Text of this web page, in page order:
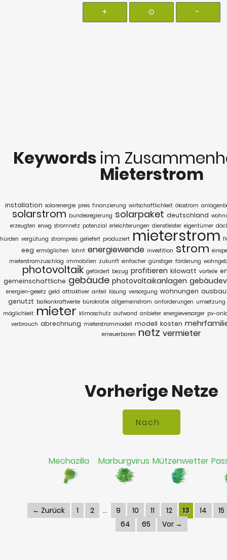
+ ⊙ -
Keywords im
Mieterstrom
installation solarenergie preis finanzierung wirtschaftlichkeit ökostrom
solarstrom bundesregierung solarpaket deutschland
erzeugten enwg stromnetz potenzial erleichterungen dienstleister eigentümer
hürden vergütung strompreis geliefert produziert mieterstrom
eeg ermöglichen lohnt energiewende investition strom
mieterstromzuschlag immobilien zukunft einfacher günstiger förderung
photovoltaik gefördert bezug profitieren kilowatt vorteile
gemeinschaftliche gebäude photovoltaikanlagen
energien-gesetz geld attraktiver anteil lösung versorgung wohnungen ausbau
genutzt balkonkraftwerke bürokratie allgemeinstrom anforderungen umsetzung
möglichkeit mieter klimaschutz aufwand anbieter energieversorger pv-
verbrauch abrechnung mieterstrommodell modell kosten
erneuerbaren netz vermieter
Vorherige Netze
Mechazilla Marburgvirus Mützenwetter
← Zurück 1 2 9 10 11 12 13 14
15
64
65 Vor →